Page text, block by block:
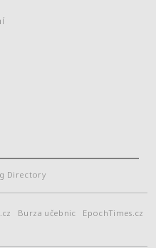
Directory
Burza učebnic
EpochTimes.cz